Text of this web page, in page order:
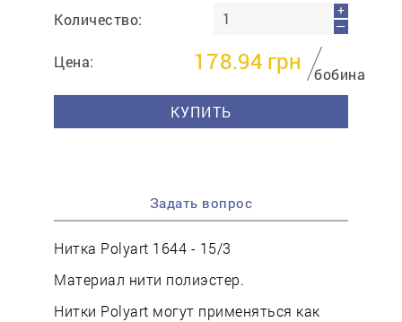
Количество:
+
—
Цена: 178.94 грн
бобина
КУПИТЬ
Задать вопрос
Нитка Polyart 1644 - 15/3
Материал нити полиэстер.
Нитки Polyart могут применяться как